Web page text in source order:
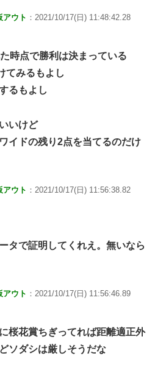
アウト ：2021/10/17(日) 11:48:42.28
時点で勝利は決まっている
てみるもよし
るもよし
いけど
イドの残り2点を当てるのだけ
アウト ：2021/10/17(日) 11:56:38.82
タで証明してくれえ。無いなら
アウト ：2021/10/17(日) 11:56:46.89
桜花賞ちぎってれば距離適正外
ソダシは厳しそうだな